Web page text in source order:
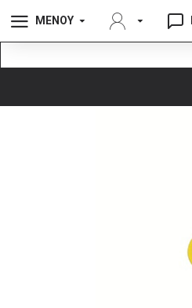
ΜΕΝΟΥ